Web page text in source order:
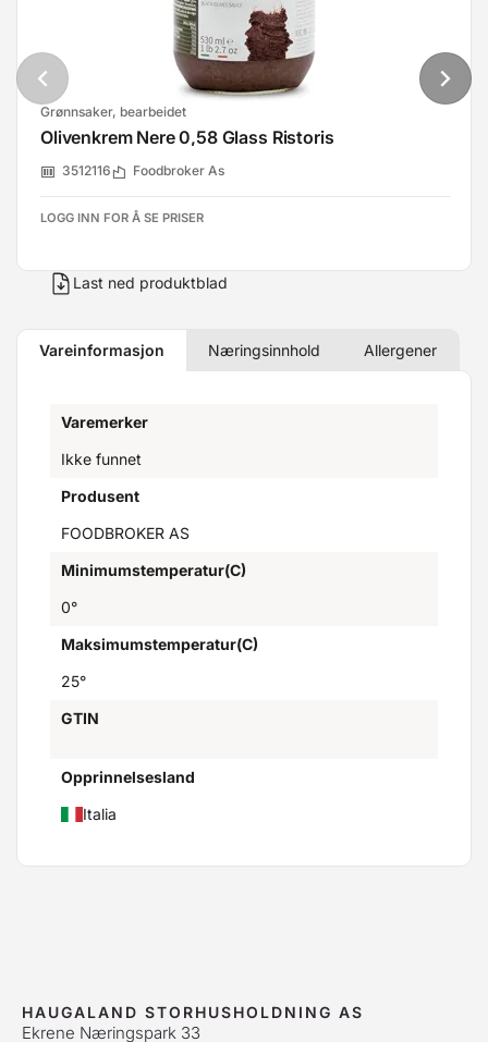
Grønnsaker, bearbeidet
Olivenkrem Nere 0,58 Glass Ristoris
3512116 Foodbroker As
LOGG INN FOR Å SE PRISER
Last ned produktblad
Vareinformasjon Næringsinnhold Allergener
Varemerker
Ikke funnet
Produsent
FOODBROKER AS
Minimumstemperatur(C)
0°
Maksimumstemperatur(C)
25°
GTIN
Opprinnelsesland
Italia
HAUGALAND STORHUSHOLDNING AS
Ekrene Næringspark 33